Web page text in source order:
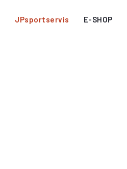
JPsportservis E-SHOP